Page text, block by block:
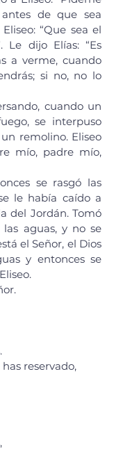
de que sea
“Que sea el
Le dijo Elías: “Es
a verme, cuando
si no, no lo
se interpuso
remolino. Eliseo
mío, padre mío,
le había caído a
del Jordán. Tomó
aguas, y no se
el Señor, el Dios
y entonces se
has reservado,